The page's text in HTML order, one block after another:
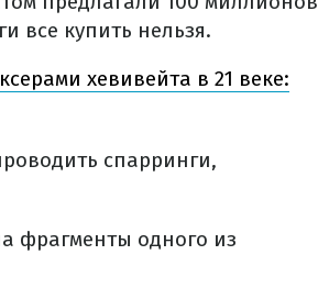
все купить нельзя.
хевивейта в 21 веке:
спарринги,
фрагменты одного из